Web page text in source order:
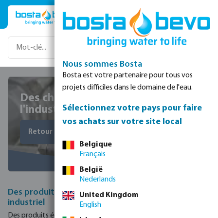
Passer au contenu principal
Des choix plus écologiques dans
l'industrie
Retour à l'aperçu
Des produits plus écologiques dans le secteur
industriel
Des produits écologiques qui optimisent l'efficacité et
Nous sommes Bosta
Bosta est votre partenaire pour tous vos
projets difficiles dans le domaine de l'eau.
Sélectionnez votre pays pour faire
vos achats sur votre site local
Belgique
Français
België
Nederlands
United Kingdom
English